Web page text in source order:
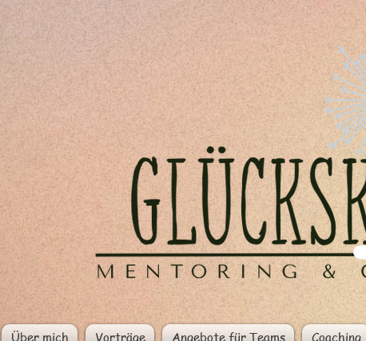
Über mich Vorträge Angebote für Teams Coaching